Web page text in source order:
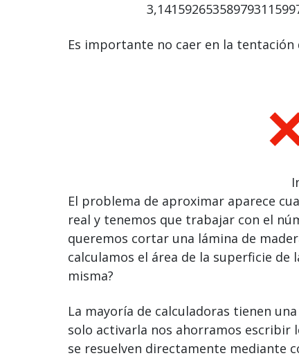
Es importante no caer en la tentación
El problema de aproximar aparece
real y tenemos que trabajar con el
queremos cortar una lámina de
calculamos el área de la superficie de
misma?
La mayoría de calculadoras tienen
solo activarla nos ahorramos escribir
se resuelven directamente mediante